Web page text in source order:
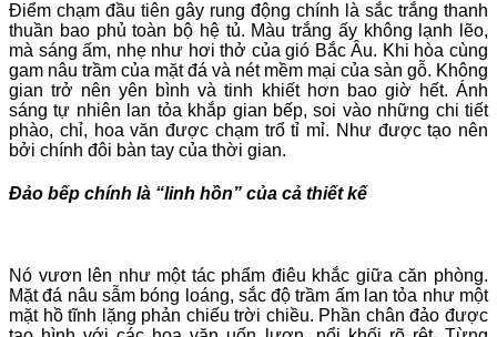
Điểm chạm đầu tiên gây rung động chính là sắc trắng thanh
thuần bao phủ toàn bộ hệ tủ. Màu trắng ấy không lạnh lẽo,
mà sáng ấm, nhẹ như hơi thở của gió Bắc Âu. Khi hòa cùng
gam nâu trầm của mặt đá và nét mềm mại của sàn gỗ. Không
gian trở nên yên bình và tinh khiết hơn bao giờ hết. Ánh
sáng tự nhiên lan tỏa khắp gian bếp, soi vào những chi tiết
phào, chỉ, hoa văn được chạm trổ tỉ mỉ. Như được tạo nên
bởi chính đôi bàn tay của thời gian.
Đảo bếp chính là “linh hồn” của cả thiết kế
Nó vươn lên như một tác phẩm điêu khắc giữa căn phòng.
Mặt đá nâu sẫm bóng loáng, sắc độ trầm ấm lan tỏa như một
mặt hồ tĩnh lặng phản chiếu trời chiều. Phần chân đảo được